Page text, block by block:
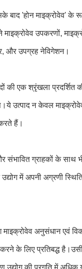
'होन माइक्रोवेव' के
माइक्रोवेव उपकरणों,
और उपग्रह नेविगेशन।
एक श्रृंखला प्रदर्शित
उत्पाद न केवल
हैं।
ग्राहकों के साथ
में अपनी अग्रणी
माइक्रोवेव अनुसंधान एवं
के लिए प्रतिबद्ध
उद्योग की प्रगति में अधिक